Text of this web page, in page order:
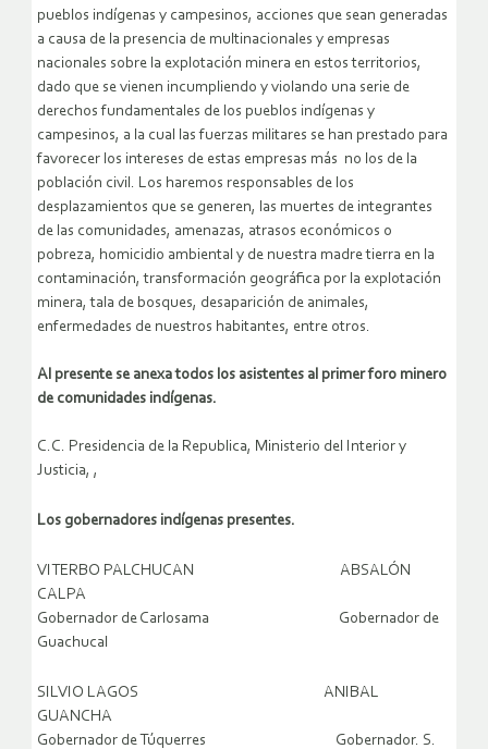
pueblos indígenas y campesinos, acciones que sean generadas
a causa de la presencia de multinacionales y empresas
nacionales sobre la explotación minera en estos territorios,
dado que se vienen incumpliendo y violando una serie de
derechos fundamentales de los pueblos indígenas y
campesinos, a la cual las fuerzas militares se han prestado para
favorecer los intereses de estas empresas más no los de la
población civil. Los haremos responsables de los
desplazamientos que se generen, las muertes de integrantes
de las comunidades, amenazas, atrasos económicos o
pobreza, homicidio ambiental y de nuestra madre tierra en la
contaminación, transformación geográfica por la explotación
minera, tala de bosques, desaparición de animales,
enfermedades de nuestros habitantes, entre otros.
Al presente se anexa todos los asistentes al primer foro minero
de comunidades indígenas.
C.C. Presidencia de la Republica, Ministerio del Interior y
Justicia, ,
Los gobernadores indígenas presentes.
VITERBO PALCHUCAN ABSALÓN
CALPA
Gobernador de Carlosama Gobernador de
Guachucal
SILVIO LAGOS ANIBAL
GUANCHA
Gobernador de Túquerres Gobernador. S.